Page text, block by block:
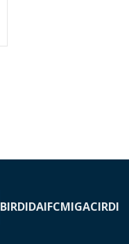
BIRDIDAIFCMIGACIRDI